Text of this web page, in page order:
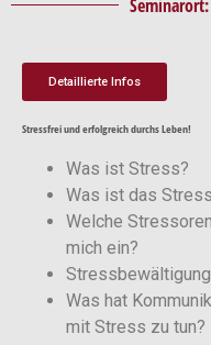
Detaillierte Infos
Stressfrei und erfolgreich durchs Leben!
Was ist Stress?
Was ist das
Welche
mich ein?
Was hat
mit Stress zu tun?